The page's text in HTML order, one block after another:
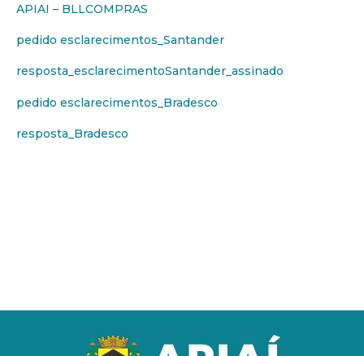
APIAI – BLLCOMPRAS
pedido esclarecimentos_Santander
resposta_esclarecimentoSantander_assinado
pedido esclarecimentos_Bradesco
resposta_Bradesco